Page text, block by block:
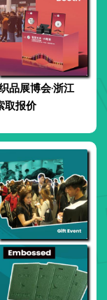
品展博会·浙江
取报价